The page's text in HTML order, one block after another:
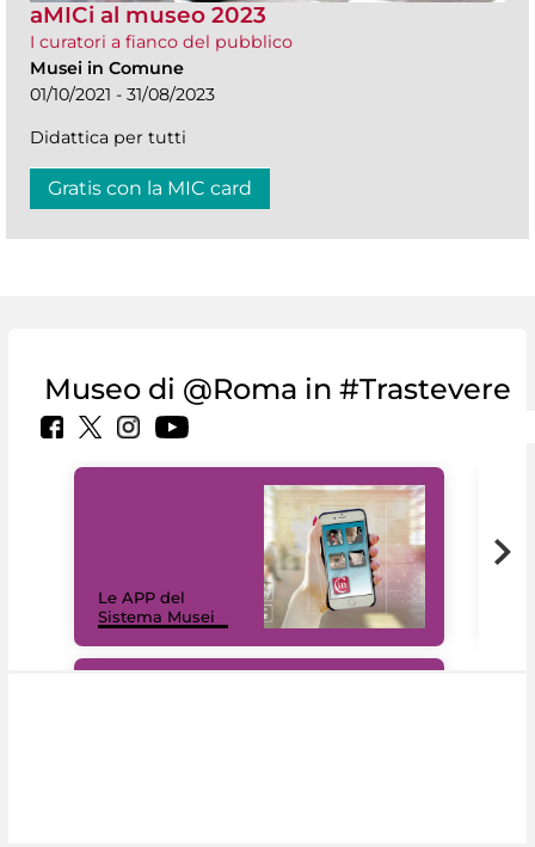
aMICi al museo 2023
I curatori a fianco del pubblico
Musei in Comune
01/10/2021 - 31/08/2023
Didattica per tutti
Gratis con la MIC card
Museo di @Roma in #Trastevere
Le APP del
Sistema Musei